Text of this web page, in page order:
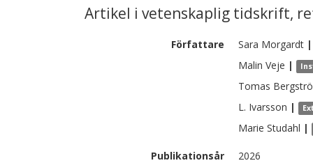
Artikel i vetenskaplig tidskrift,
Författare Sara Morgardt |
Malin Veje |
Tomas
L. Ivarsson |
Marie Studahl |
Publikationsår
2026